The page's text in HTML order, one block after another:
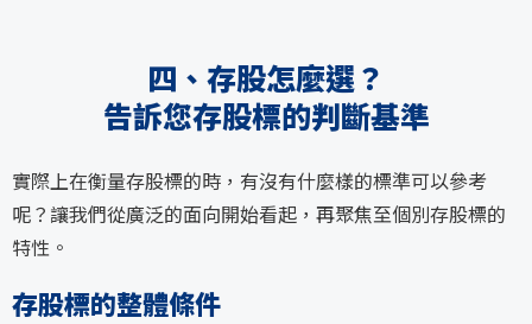
四、存股怎麼選？
告訴您存股標的判斷基準
實際上在衡量存股標的時，有沒有什麼樣的標準可以參考
呢？讓我們從廣泛的面向開始看起，再聚焦至個別存股標的
特性。
存股標的整體條件